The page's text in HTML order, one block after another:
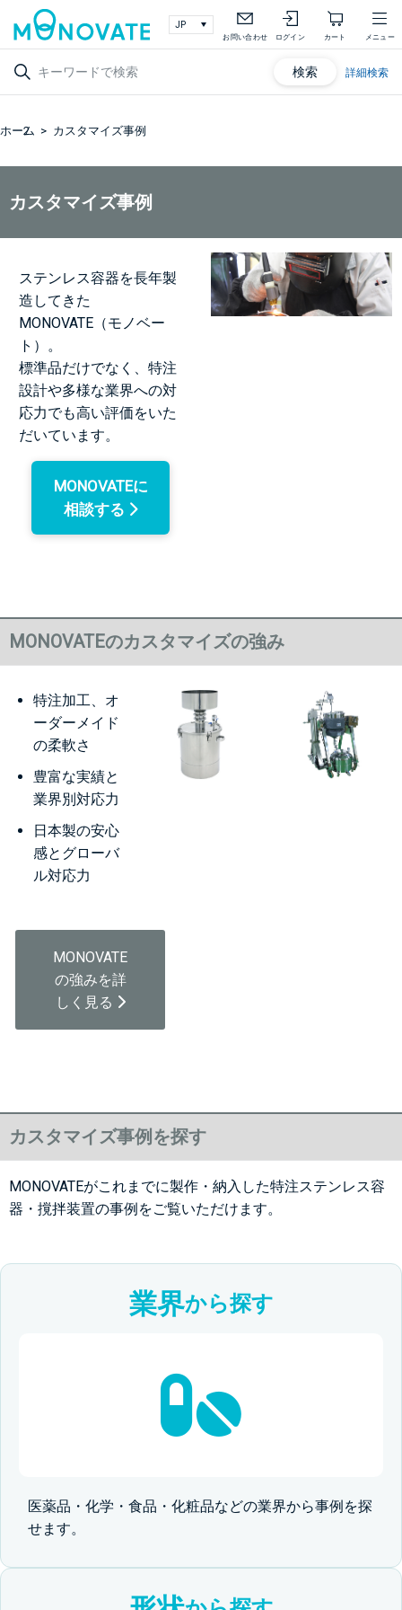
お問い合わせ ログイン カート メニュー
検索 詳細検索
ホーム カスタマイズ事例
カスタマイズ事例
ステンレス容器を長年製
造してきた
MONOVATE（モノベー
ト）。
標準品だけでなく、特注
設計や多様な業界への対
応力でも高い評価をいた
だいています。
MONOVATEに
相談する
MONOVATEのカスタマイズの強み
特注加工、オ
ーダーメイド
の柔軟さ
豊富な実績と
業界別対応力
日本製の安心
感とグローバ
ル対応力
MONOVATE
の強みを詳
しく見る
カスタマイズ事例を探す
MONOVATEがこれまでに製作・納入した特注ステンレス容
器・撹拌装置の事例をご覧いただけます。
業界から探す
医薬品・化学・食品・化粧品などの業界から事例を探
せます。